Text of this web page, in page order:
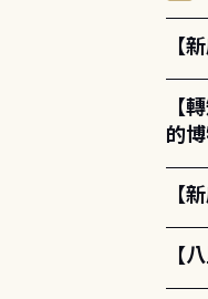
【
【
的
【
【